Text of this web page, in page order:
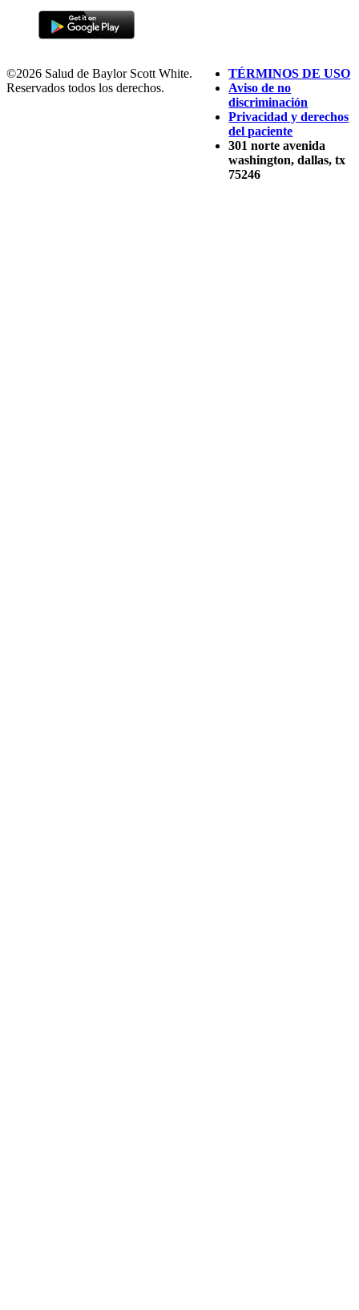
©2026 Salud de Baylor Scott White.
Reservados todos los derechos.
TÉRMINOS DE USO
Aviso de no
discriminación
Privacidad y derechos
del paciente
301 norte avenida
washington, dallas, tx
75246